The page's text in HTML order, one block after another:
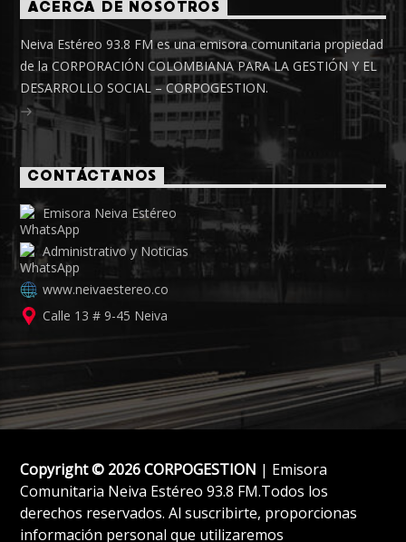
ACERCA DE NOSOTROS
Neiva Estéreo 93.8 FM es una emisora comunitaria propiedad
de la CORPORACIÓN COLOMBIANA PARA LA GESTIÓN Y EL
DESARROLLO SOCIAL – CORPOGESTION.
CONTÁCTANOS
Emisora Neiva Estéreo
Administrativo y Noticias
www.neivaestereo.co
Calle 13 # 9-45 Neiva
Copyright © 2026 CORPOGESTION | Emisora
Comunitaria Neiva Estéreo 93.8 FM.Todos los
derechos reservados. Al suscribirte, proporcionas
información personal que utilizaremos